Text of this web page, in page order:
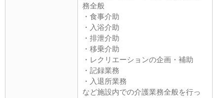
務全般
・食事介助
・入浴介助
・排泄介助
・移乗介助
・レクリエーションの企画・補助
・記録業務
・入退所業務
など施設内での介護業務全般を行っ